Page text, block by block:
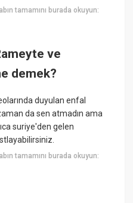
tamamını burada okuyun:
ve
demek?
duyulan enfal
da sen atmadın ama
suriye'den gelen
tamamını burada okuyun: